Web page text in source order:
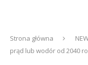
Strona główna
prąd lub wodór od 2040